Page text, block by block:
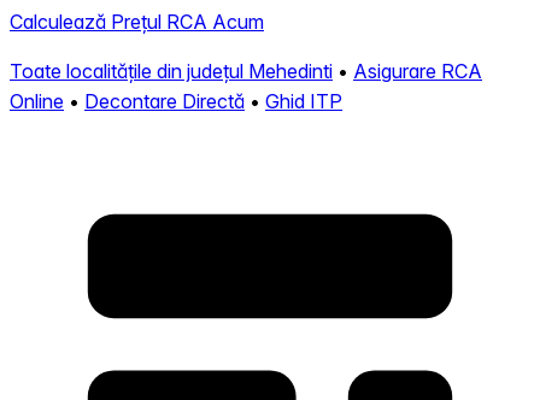
Calculează Prețul RCA Acum
Toate localitățile din județul Mehedinti • Asigurare RCA
Online • Decontare Directă • Ghid ITP